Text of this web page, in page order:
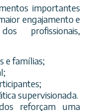
importantes
engajamento e
profissionais,
e famílias;
supervisionada.
reforçam uma